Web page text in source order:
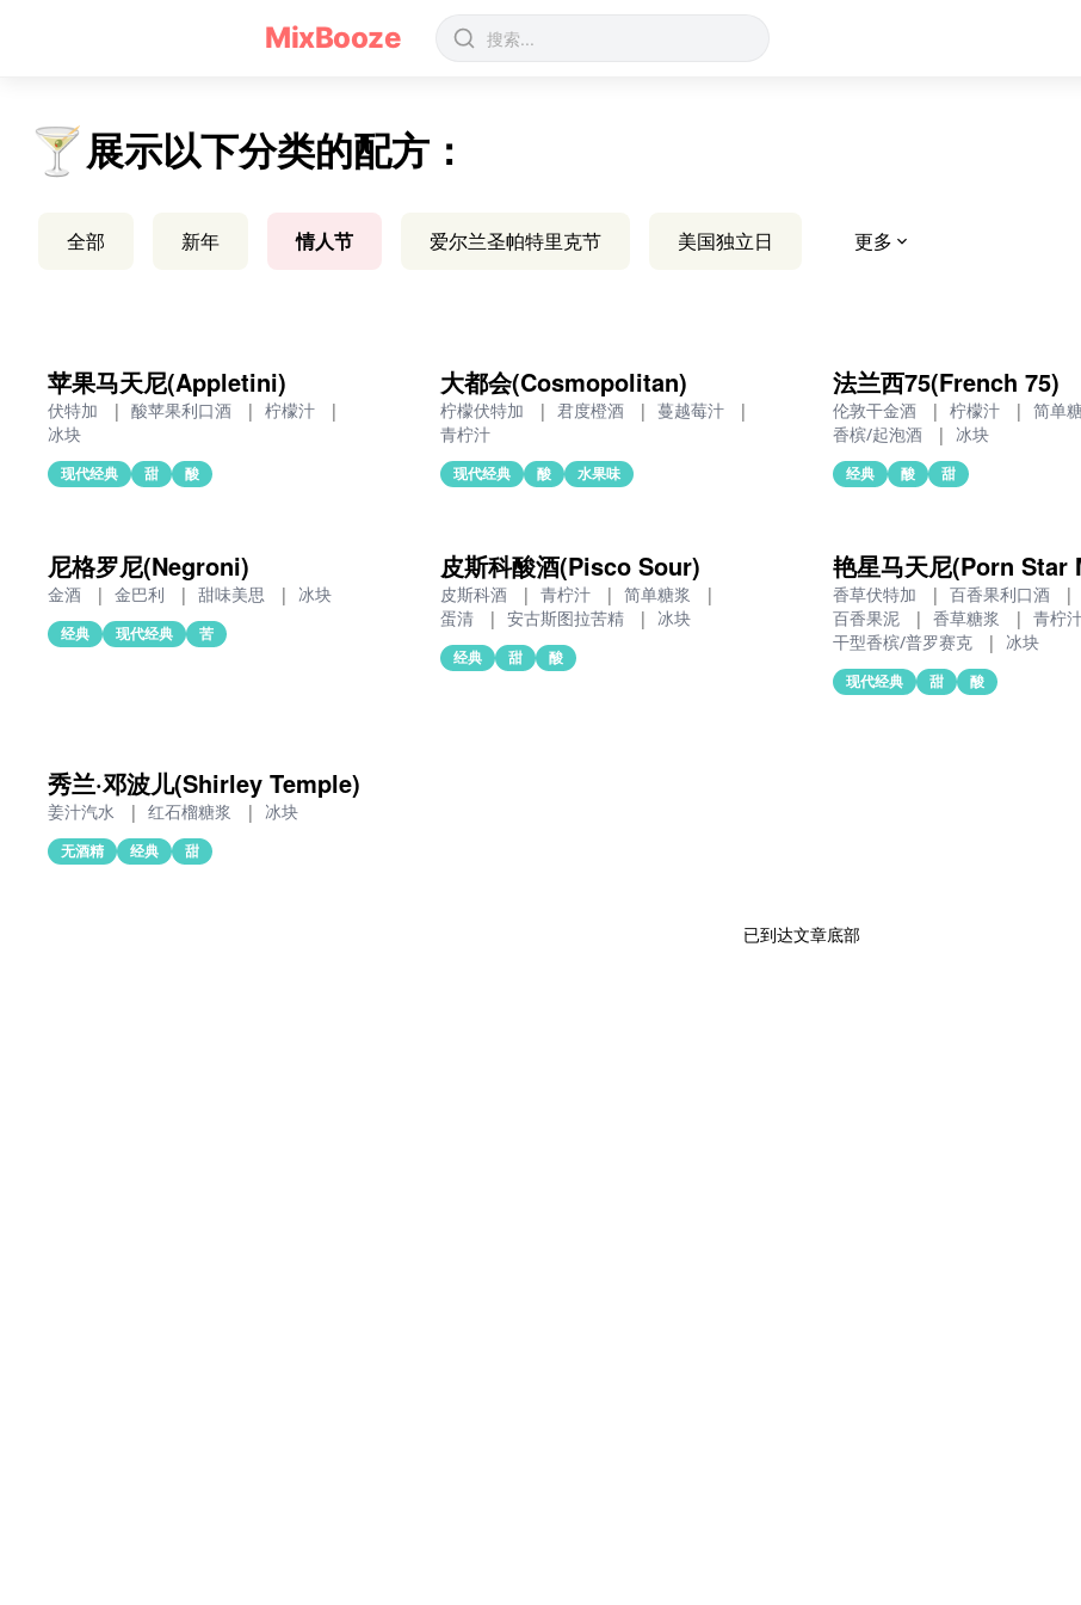
MixBooze
🍸展示以下分类的配方：
全部 新年 情人节 爱尔兰圣帕特里克节 美国独立日 更多
苹果马天尼(Appletini)
伏特加 | 酸苹果利口酒 | 柠檬汁
|
冰块
现代经典 甜 酸
大都会(Cosmopolitan)
柠檬伏特加 | 君度橙酒 | 蔓越莓汁
|
青柠汁
现代经典 酸 水果味
法兰西75(French 75)
伦敦干金酒 | 柠檬汁 | 简单
香槟/起泡酒
| 冰块
经典 酸 甜
尼格罗尼(Negroni)
金酒 | 金巴利 | 甜味美思 | 冰块
经典 现代经典 苦
皮斯科酸酒(Pisco Sour)
皮斯科酒 | 青柠汁 | 简单糖浆
|
蛋清
| 安古斯图拉苦精 | 冰块
经典 甜 酸
艳星马天尼(Porn Star
香草伏特加 | 百香果利口酒
|
百香果泥
| 香草糖浆 | 青柠
干型香槟/普罗赛克
| 冰块
现代经典 甜 酸
秀兰·邓波儿(Shirley Temple)
姜汁汽水 | 红石榴糖浆 | 冰块
无酒精 经典 甜
已到达文章底部